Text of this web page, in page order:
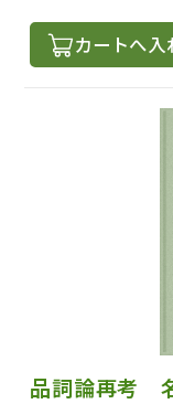
カートへ入
品詞論再考